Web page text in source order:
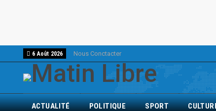
6 Août 2026 Nous Conctacter
ACTUALITÉ POLITIQUE SPORT